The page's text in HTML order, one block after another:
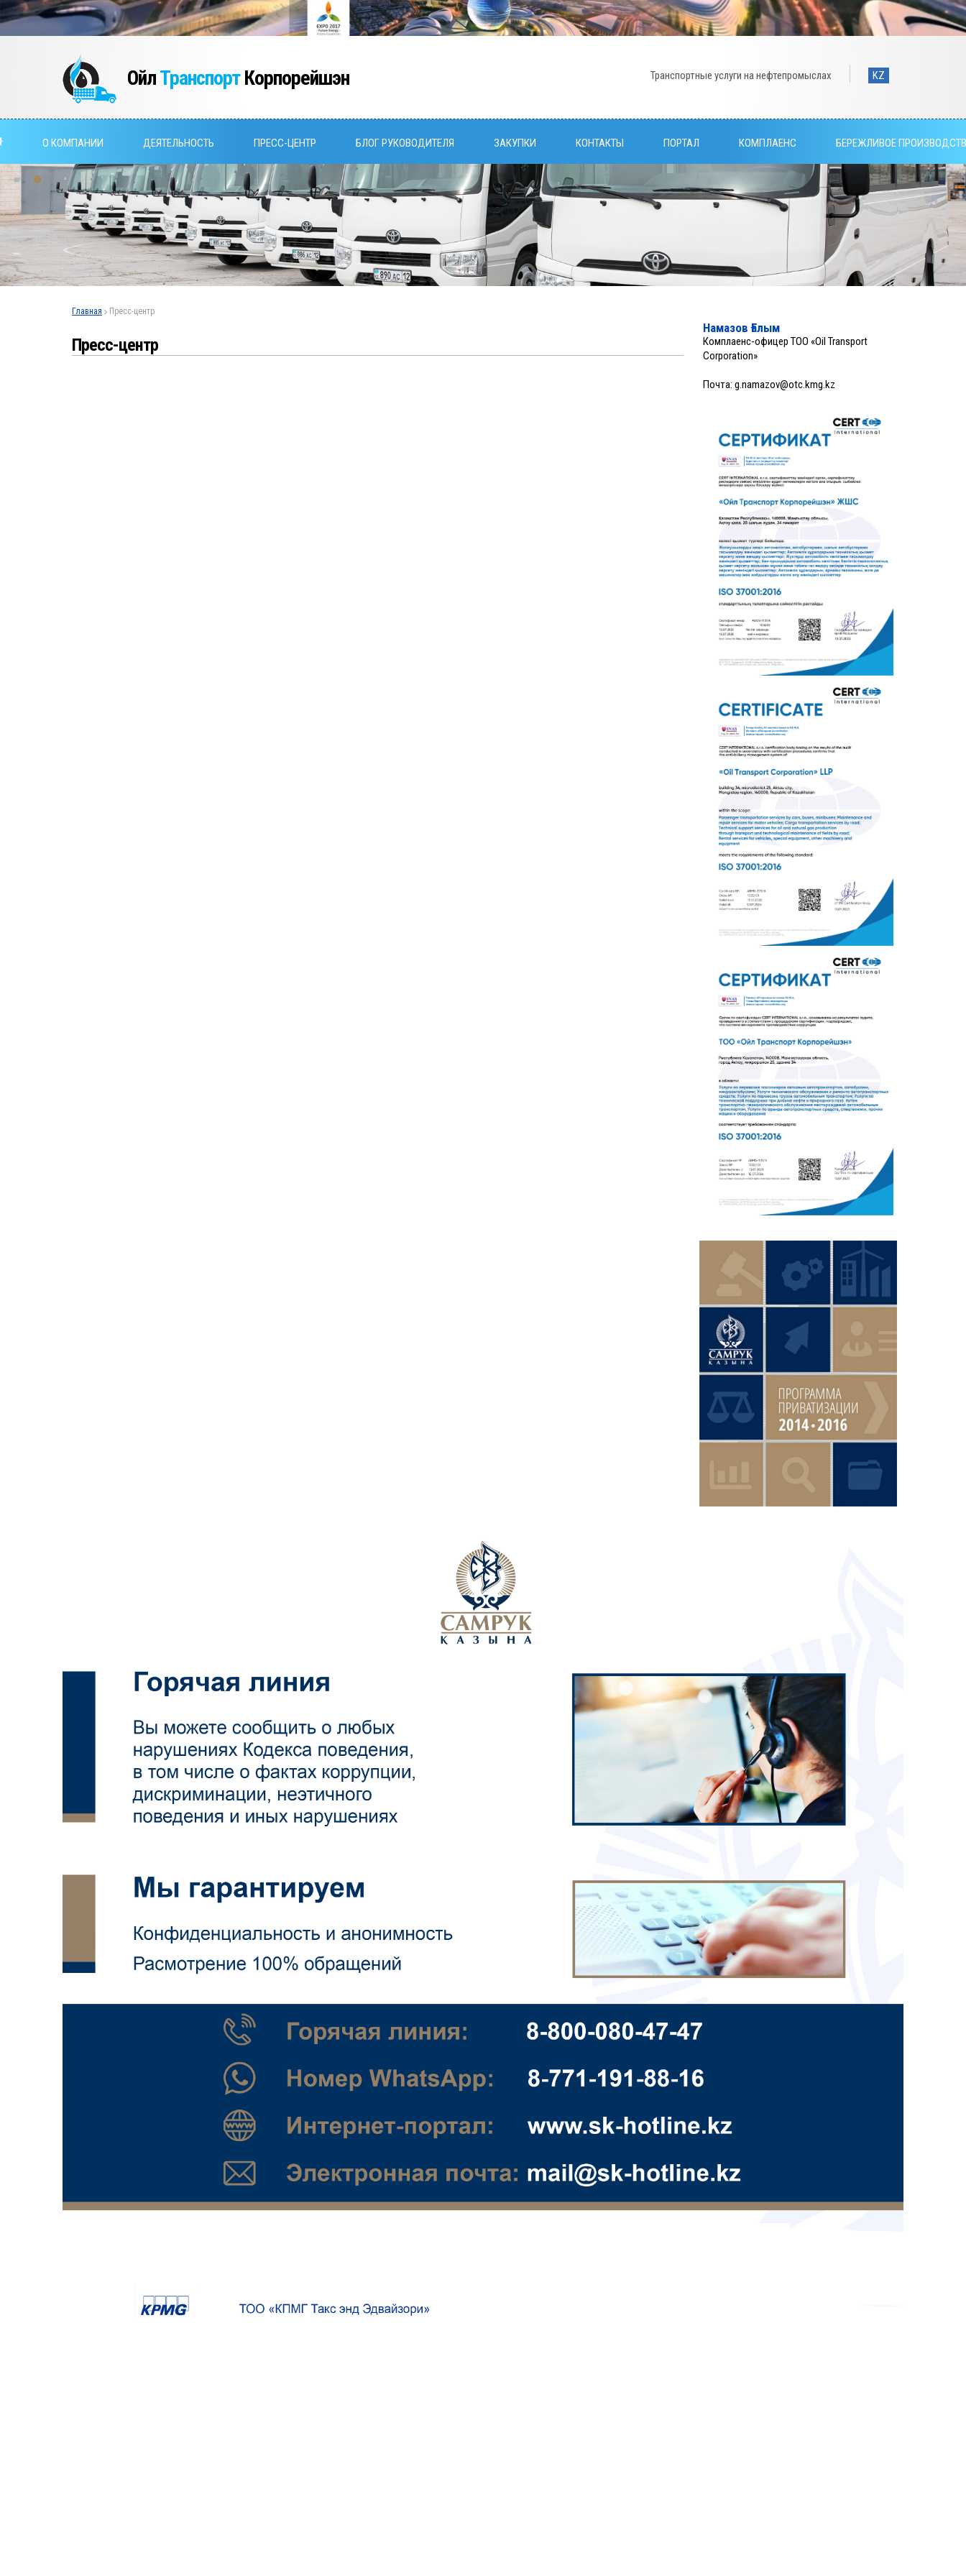
ОйлТранспортКорпорейшэн KZ
Транспортные услуги на нефтепромыслах
О КОМПАНИИ ДЕЯТЕЛЬНОСТЬ ПРЕСС-ЦЕНТР БЛОГ РУКОВОДИТЕЛЯ ЗАКУПКИ КОНТАКТЫ ПОРТАЛ КОМПЛАЕНС БЕРЕЖЛИВОЕ
Главная Пресс-центр
Пресс-центр
Намазов Ғалым
Комплаенс-офицер ТОО «Oil Transport
Corporation»
Почта: g.namazov@otc.kmg.kz